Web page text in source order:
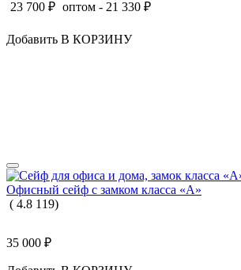
23 700 ₽ оптом - 21 330 ₽
Добавить В КОРЗИНУ
Офисный сейф с замком класса «А»
( 4.8 119)
35 000 ₽